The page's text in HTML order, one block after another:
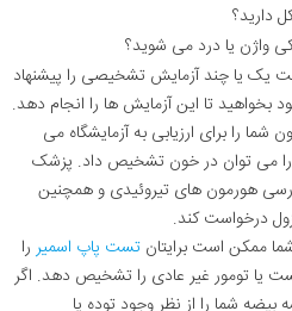
دارید؟
واژن یا درد می شوید؟
یک یا چند آزمایش تشخیصی را پیشنهاد
تا این آزمایش ها را انجام دهد.
را برای ارزیابی به آزمایشگاه می
می توان در خون تشخیص داد. پزشک
هورمون های تیروئیدی و همچنین
درخواست کند.
ممکن است برایتان تست پاپ اسمیر را
یا تومور غیر عادی را تشخیص دهد. اگر
شما را از نظر وجود توده یا